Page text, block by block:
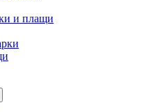
и плащи